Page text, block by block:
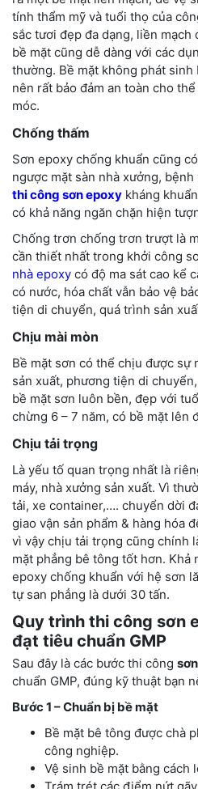
tính thẩm mỹ và tuổi thọ của
sắc tươi đẹp đa dạng, liền mạch
bề mặt cũng dễ dàng với các
thường. Bề mặt không phát
nên rất bảo đảm an toàn cho
móc.
Chống thấm
Sơn epoxy chống khuẩn cũng
ngược mặt sàn nhà xưởng,
thi công sơn epoxy kháng
có khả năng ngăn chặn hiện
Chống trơn chống trơn trượt là
cần thiết nhất trong khởi công
nhà epoxy có độ ma sát cao kể
có nước, hóa chất vẫn bảo vệ
tiện di chuyển, quá trình sản
Chịu mài mòn
Bề mặt sơn có thể chịu được sự
sản xuất, phương tiện di
bề mặt sơn luôn bền, đẹp với
chừng 6 – 7 năm, có bề mặt lên
Chịu tải trọng
Là yếu tố quan trọng nhất là
máy, nhà xưởng sản xuất. Vì
tải, xe container,…. chuyển dời
giao vận sản phẩm & hàng hóa
vì vậy chịu tải trọng cũng chính
mặt phẳng bê tông tốt hơn. Khả
epoxy chống khuẩn với hệ sơn
tự san phẳng là dưới 30 tấn.
Quy trình thi công sơn
đạt tiêu chuẩn GMP
Sau đây là các bước thi công
chuẩn GMP, đúng kỹ thuật bạn
Bước 1 – Chuẩn bị bề mặt
Bề mặt bê tông được chà
công nghiệp.
Vệ sinh bề mặt bằng cách